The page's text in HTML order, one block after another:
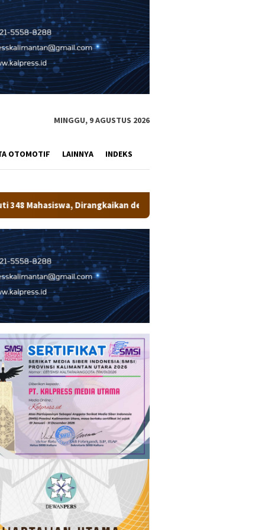
MINGGU, 9 AGUSTUS 2026
OTOMOTIF LAINNYA INDEKS
dengan Penanaman Pohon